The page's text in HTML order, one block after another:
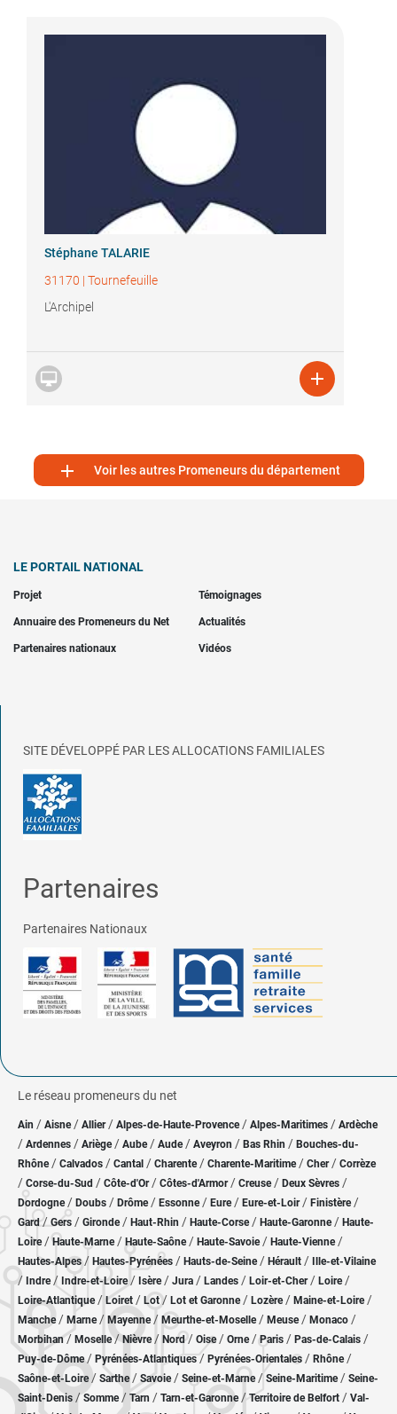
Stéphane TALARIE
31170 | Tournefeuille
L'Archipel
 
 Voir les autres Promeneurs du département
LE PORTAIL NATIONAL
Projet Témoignages
Annuaire des Promeneurs du Net Actualités
Partenaires nationaux Vidéos
SITE DÉVELOPPÉ PAR LES ALLOCATIONS FAMILIALES
Partenaires
Partenaires Nationaux
Le réseau promeneurs du net
Ain / Aisne/ Allier/ Alpes-de-Haute-Provence / Alpes-Maritimes / Ardèche
/ Ardennes / Ariège/ Aube/ Aude / Aveyron / Bas Rhin / Bouches-du-
Rhône/ Calvados / Cantal / Charente / Charente-Maritime/ Cher / Corrèze
/ Corse-du-Sud / Côte-d'Or / Côtes-d'Armor/ Creuse/ Deux Sèvres /
Dordogne/ Doubs / Drôme/ Essonne / Eure/ Eure-et-Loir / Finistère/
Gard/Gers / Gironde/ Haut-Rhin / Haute-Corse/ Haute-Garonne/ Haute-
Loire/Haute-Marne/ Haute-Saône/ Haute-Savoie/ Haute-Vienne/
Hautes-Alpes/ Hautes-Pyrénées / Hauts-de-Seine/ Hérault / Ille-et-Vilaine
/ Indre/ Indre-et-Loire/ Isère/ Jura / Landes / Loir-et-Cher/ Loire/
Loire-Atlantique/ Loiret / Lot/ Lot et Garonne/ Lozère / Maine-et-Loire/
Manche/ Marne/ Mayenne/ Meurthe-et-Moselle/ Meuse/ Monaco /
Morbihan/ Moselle/ Nièvre / Nord/ Oise / Orne/Paris / Pas-de-Calais /
Puy-de-Dôme/ Pyrénées-Atlantiques / Pyrénées-Orientales / Rhône/
Saône-et-Loire/ Sarthe/ Savoie/ Seine-et-Marne/ Seine-Maritime/ Seine-
Saint-Denis /Somme/ Tarn / Tarn-et-Garonne/Territoire de Belfort / Val-